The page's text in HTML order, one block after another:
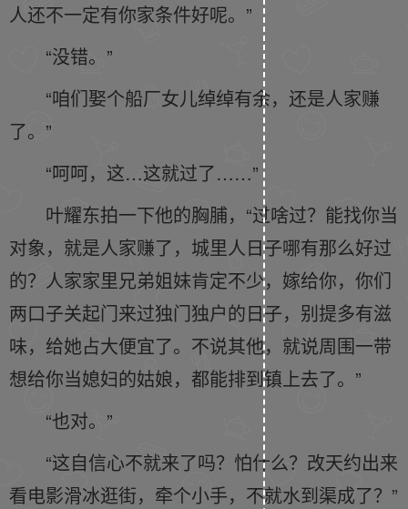
人还不一定有你家条件好呢。”
“没错。”
“咱们娶个船厂女儿绰绰有余，还是人家赚
了。”
“呵呵，这…这就过了……”
叶耀东拍一下他的胸脯，“过啥过？能找你当
对象，就是人家赚了，城里人日子哪有那么好过
的？人家家里兄弟姐妹肯定不少，嫁给你，你们
两口子关起门来过独门独户的日子，别提多有滋
味，给她占大便宜了。不说其他，就说周围一带
想给你当媳妇的姑娘，都能排到镇上去了。”
“也对。”
“这自信心不就来了吗？怕什么？改天约出来
看电影滑冰逛街，牵个小手，不就水到渠成了？”